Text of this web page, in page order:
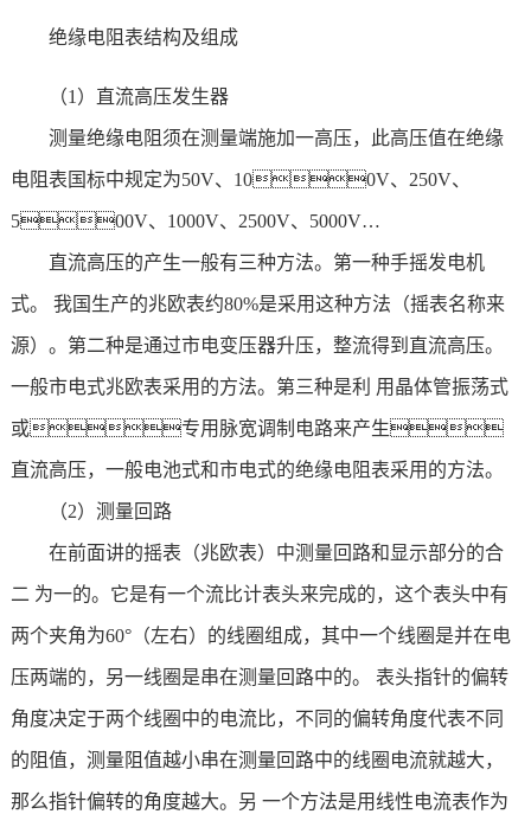
绝缘电阻表结构及组成
（1）直流高压发生器
测量绝缘电阻须在测量端施加一高压，此高压值在绝缘
电阻表国标中规定为50V、100V、250V、
500V、1000V、2500V、5000V…
直流高压的产生一般有三种方法。第一种手摇发电机
式。 我国生产的兆欧表约80%是采用这种方法（摇表名称来
源）。第二种是通过市电变压器升压，整流得到直流高压。
一般市电式兆欧表采用的方法。第三种是利 用晶体管振荡式
或专用脉宽调制电路来产生
直流高压，一般电池式和市电式的绝缘电阻表采用的方法。
（2）测量回路
在前面讲的摇表（兆欧表）中测量回路和显示部分的合
二 为一的。它是有一个流比计表头来完成的，这个表头中有
两个夹角为60°（左右）的线圈组成，其中一个线圈是并在电
压两端的，另一线圈是串在测量回路中的。 表头指针的偏转
角度决定于两个线圈中的电流比，不同的偏转角度代表不同
的阻值，测量阻值越小串在测量回路中的线圈电流就越大，
那么指针偏转的角度越大。另 一个方法是用线性电流表作为